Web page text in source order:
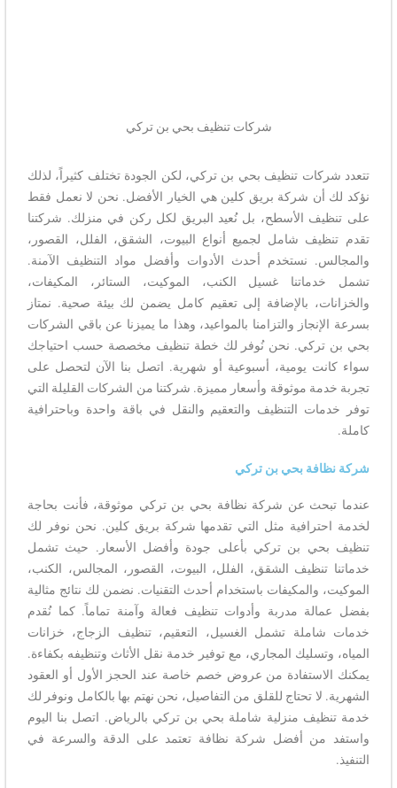
شركات تنظيف بحي بن تركي
تتعدد شركات تنظيف بحي بن تركي، لكن الجودة تختلف كثيراً، لذلك
نؤكد لك أن شركة بريق كلين هي الخيار الأفضل. نحن لا نعمل فقط
على تنظيف الأسطح، بل نُعيد البريق لكل ركن في منزلك. شركتنا
تقدم تنظيف شامل لجميع أنواع البيوت، الشقق، الفلل، القصور،
والمجالس. نستخدم أحدث الأدوات وأفضل مواد التنظيف الآمنة.
تشمل خدماتنا غسيل الكنب، الموكيت، الستائر، المكيفات،
والخزانات، بالإضافة إلى تعقيم كامل يضمن لك بيئة صحية. نمتاز
بسرعة الإنجاز والتزامنا بالمواعيد، وهذا ما يميزنا عن باقي الشركات
بحي بن تركي. نحن نُوفر لك خطة تنظيف مخصصة حسب احتياجك
سواء كانت يومية، أسبوعية أو شهرية. اتصل بنا الآن لتحصل على
تجربة خدمة موثوقة وأسعار مميزة. شركتنا من الشركات القليلة التي
توفر خدمات التنظيف والتعقيم والنقل في باقة واحدة وباحترافية
كاملة.
شركة نظافة بحي بن تركي
عندما تبحث عن شركة نظافة بحي بن تركي موثوقة، فأنت بحاجة
لخدمة احترافية مثل التي تقدمها شركة بريق كلين. نحن نوفر لك
تنظيف بحي بن تركي بأعلى جودة وأفضل الأسعار. حيث تشمل
خدماتنا تنظيف الشقق، الفلل، البيوت، القصور، المجالس، الكنب،
الموكيت، والمكيفات باستخدام أحدث التقنيات. نضمن لك نتائج مثالية
بفضل عمالة مدربة وأدوات تنظيف فعالة وآمنة تماماً. كما نُقدم
خدمات شاملة تشمل الغسيل، التعقيم، تنظيف الزجاج، خزانات
المياه، وتسليك المجاري، مع توفير خدمة نقل الأثاث وتنظيفه بكفاءة.
يمكنك الاستفادة من عروض خصم خاصة عند الحجز الأول أو العقود
الشهرية. لا تحتاج للقلق من التفاصيل، نحن نهتم بها بالكامل ونوفر لك
خدمة تنظيف منزلية شاملة بحي بن تركي بالرياض. اتصل بنا اليوم
واستفد من أفضل شركة نظافة تعتمد على الدقة والسرعة في
التنفيذ.